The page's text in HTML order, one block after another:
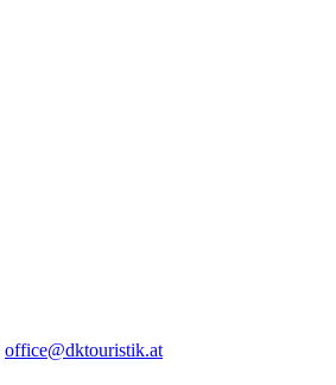
office@dktouristik.at